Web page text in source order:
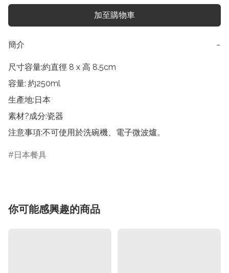
加至購物車
簡介 −
尺寸容量:約直徑 8 x 高 8.5cm
容量: 約250ml
生產地:日本
素材?成分:瓷器
注意事項:不可使用於洗碗機、電子微波爐。
日本餐具
你可能感興趣的商品